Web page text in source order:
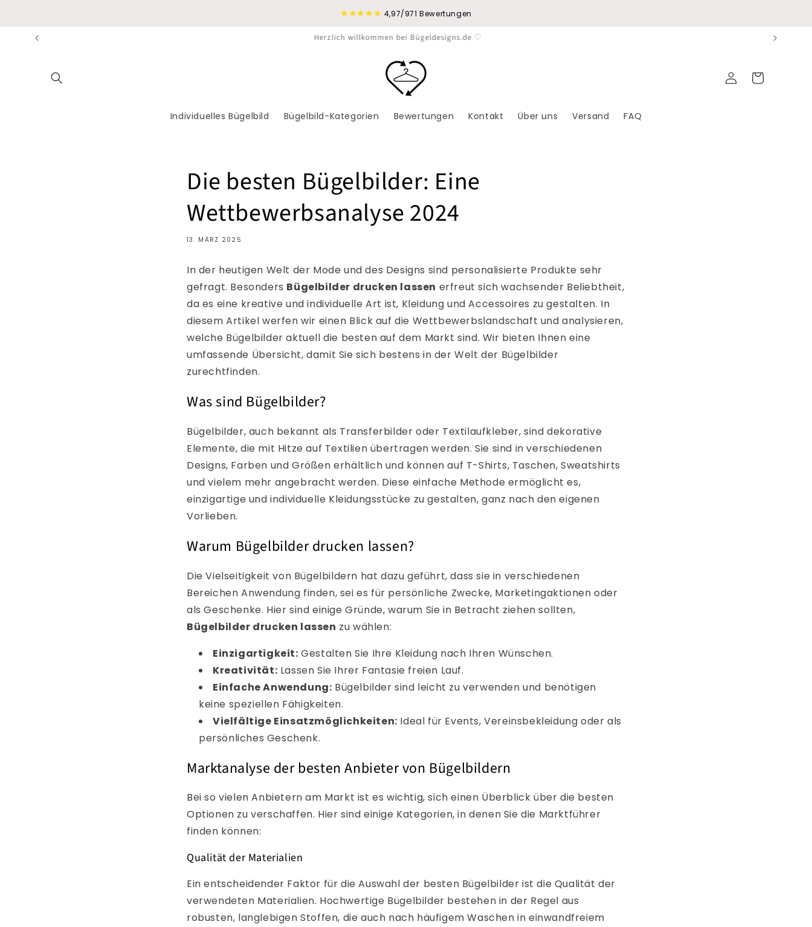
★★★★★ 4,97/971 Bewertungen
Versandkostenfrei ab 19 €
Individuelles Bügelbild Bügelbild-Kategorien Bewertungen Kontakt Über uns Versand FAQ
EinloggenWarenkorb
Die besten Bügelbilder: Eine
Wettbewerbsanalyse 2024
13. MÄRZ 2025
In der heutigen Welt der Mode und des Designs sind personalisierte Produkte sehr
gefragt. Besonders Bügelbilder drucken lassen erfreut sich wachsender Beliebtheit,
da es eine kreative und individuelle Art ist, Kleidung und Accessoires zu gestalten. In
diesem Artikel werfen wir einen Blick auf die Wettbewerbslandschaft und analysieren,
welche Bügelbilder aktuell die besten auf dem Markt sind. Wir bieten Ihnen eine
umfassende Übersicht, damit Sie sich bestens in der Welt der Bügelbilder
zurechtfinden.
Was sind Bügelbilder?
Bügelbilder, auch bekannt als Transferbilder oder Textilaufkleber, sind dekorative
Elemente, die mit Hitze auf Textilien übertragen werden. Sie sind in verschiedenen
Designs, Farben und Größen erhältlich und können auf T-Shirts, Taschen, Sweatshirts
und vielem mehr angebracht werden. Diese einfache Methode ermöglicht es,
einzigartige und individuelle Kleidungsstücke zu gestalten, ganz nach den eigenen
Vorlieben.
Warum Bügelbilder drucken lassen?
Die Vielseitigkeit von Bügelbildern hat dazu geführt, dass sie in verschiedenen
Bereichen Anwendung finden, sei es für persönliche Zwecke, Marketingaktionen oder
als Geschenke. Hier sind einige Gründe, warum Sie in Betracht ziehen sollten,
Bügelbilder drucken lassen zu wählen:
Einzigartigkeit: Gestalten Sie Ihre Kleidung nach Ihren Wünschen.
Kreativität: Lassen Sie Ihrer Fantasie freien Lauf.
Einfache Anwendung: Bügelbilder sind leicht zu verwenden und benötigen
keine speziellen Fähigkeiten.
Vielfältige Einsatzmöglichkeiten: Ideal für Events, Vereinsbekleidung oder als
persönliches Geschenk.
Marktanalyse der besten Anbieter von Bügelbildern
Bei so vielen Anbietern am Markt ist es wichtig, sich einen Überblick über die besten
Optionen zu verschaffen. Hier sind einige Kategorien, in denen Sie die Marktführer
finden können:
Qualität der Materialien
Ein entscheidender Faktor für die Auswahl der besten Bügelbilder ist die Qualität der
verwendeten Materialien. Hochwertige Bügelbilder bestehen in der Regel aus
robusten, langlebigen Stoffen, die auch nach häufigem Waschen in einwandfreiem